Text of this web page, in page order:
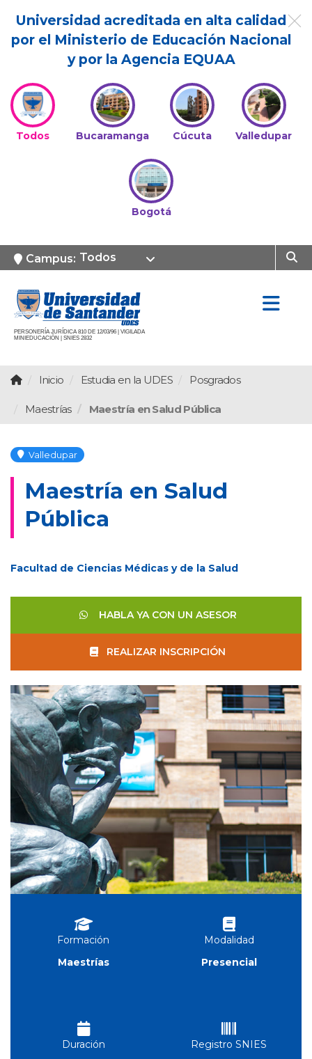
Universidad acreditada en alta calidad
por el Ministerio de Educación Nacional
y por la Agencia EQUAA
Todos Bucaramanga Cúcuta Valledupar
Bogotá
Campus: Todos
PERSONERÍA JURÍDICA 810 DE 12/03/96 | VIGILADA
MINIEDUCACIÓN | SNIES 2832
Inicio Estudia en la UDES Posgrados
Maestrías Maestría en Salud Pública
Valledupar
Maestría en Salud
Pública
Facultad de Ciencias Médicas y de la Salud
HABLA YA CON UN ASESOR
REALIZAR INSCRIPCIÓN
Formación
Maestrías
Modalidad
Presencial
Duración
Registro SNIES